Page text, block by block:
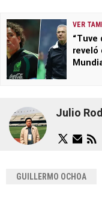
VER
“Tuve
Julio
GUILLERMO OCHOA